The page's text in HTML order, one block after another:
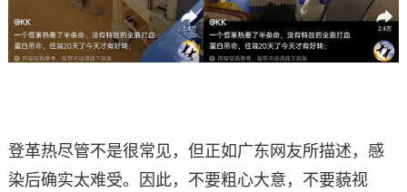
登革热尽管不是很常见，但正如广东网友所描述，感
染后确实太难受。因此，不要粗心大意，不要藐视